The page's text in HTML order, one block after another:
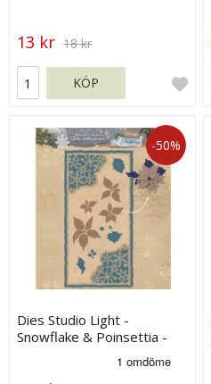
13 kr 18 kr
KÖP
-50%
Dies Studio Light -
Snowflake & Poinsettia -